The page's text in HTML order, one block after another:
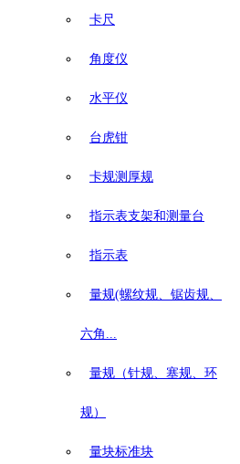
卡尺
角度仪
水平仪
台虎钳
卡规测厚规
指示表支架和测量台
指示表
量规(螺纹规、锯齿规、
六角...
量规（针规、塞规、环
规）
量块标准块